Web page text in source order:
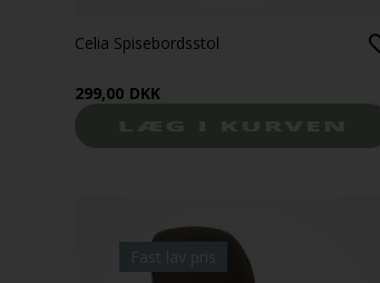
Celia Spisebordsstol
299,00 DKK
Fast lav pris